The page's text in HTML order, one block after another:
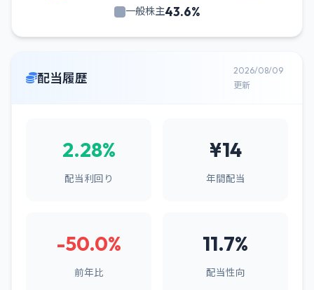
一般株主43.6%
配当履歴
2026/08/09
更新
2.28%
配当利回り
¥14
年間配当
-50.0%
前年比
11.7%
配当性向